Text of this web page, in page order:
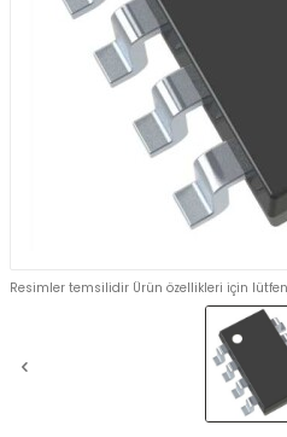
Resimler temsilidir Ürün özellikleri için